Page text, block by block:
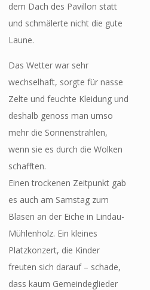
dem Dach des Pavillon statt
und schmälerte nicht die gute
Laune.
Das Wetter war sehr
wechselhaft, sorgte für nasse
Zelte und feuchte Kleidung und
deshalb genoss man umso
mehr die Sonnenstrahlen,
wenn sie es durch die Wolken
schafften.
Einen trockenen Zeitpunkt gab
es auch am Samstag zum
Blasen an der Eiche in Lindau-
Mühlenholz. Ein kleines
Platzkonzert, die Kinder
freuten sich darauf – schade,
dass kaum Gemeindeglieder